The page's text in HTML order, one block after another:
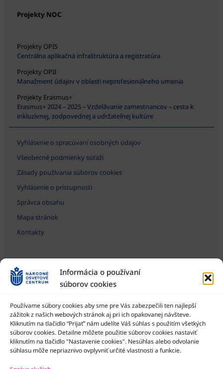
Informácia o používaní
súborov cookies
Používame súbory cookies aby sme pre Vás zabezpečili ten najlepší
zážitok z našich webových stránok aj pri ich opakovanej návšteve.
Kliknutím na tlačidlo “Prijať” nám udelíte Váš súhlas s použitím všetkých
súborov cookies. Detailne môžete použitie súborov cookies nastaviť
kliknutím na tlačidlo "Nastavenie cookies". Nesúhlas alebo odvolanie
súhlasu môže nepriaznivo ovplyvniť určité vlastnosti a funkcie.
Projekty NOC
Projekty OPIS
Centrálna aplikačná infraštruktúra a registratúra
Projekty OPII
Manažment údajov v oblasti neprofesionálneho umenia
Projekty Erasmus+
Erasmus+ 2024 – 2025 – Vzdelávanie zamestnancov – cesta k
inkluzívnej, zodpovednej a udržateľnej kultúre
Vyhlásenie o spracúvaní osobných údajov
Všeobecné podmienky súťaží
Zásady používania súborov cookies
Vyhlásenie o prístupnosti
Správca obsahu
Mapa stránok
Kontakty
Národné osvetové centrum je štátna príspevková organizácia
Ministerstva kultúry SR